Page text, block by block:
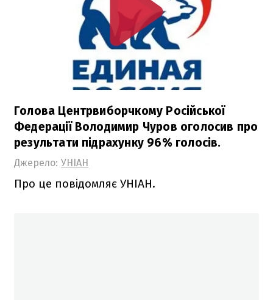
Голова Центрвиборчкому Російської
Федерації Володимир Чуров оголосив про
результати підрахунку 96% голосів.
Джерело: УНІАН
Про це повідомляє УНІАН.